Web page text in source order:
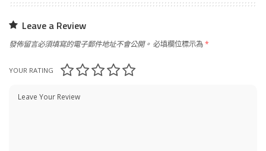
Leave a Review
發佈留言必須填寫的電子郵件地址不會公開。 必填欄位標示為*
YOUR RATING